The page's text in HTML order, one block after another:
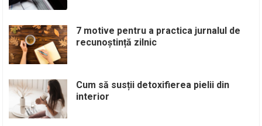
7 motive pentru a practica jurnalul de
recunoștință zilnic
Cum să susții detoxifierea pielii din
interior